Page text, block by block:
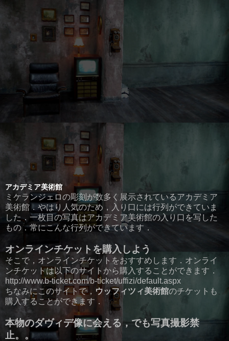
アカデミア美術館
ミケランジェロの彫刻が数多く展示されているアカデミア
美術館．やはり人気のため，入り口には行列ができていま
した．一枚目の写真はアカデミア美術館の入り口を写した
もの．常にこんな行列ができています．
オンラインチケットを購入しよう
そこで，オンラインチケットをおすすめします．オンライ
ンチケットは以下のサイトから購入することができます．
http://www.b-ticket.com/b-ticket/uffizi/default.aspx
ちなみにこのサイトで， ウッフィツィ美術館のチケットも
購入することができます．
本物のダヴィデ像に会える，でも写真撮影禁
止。。